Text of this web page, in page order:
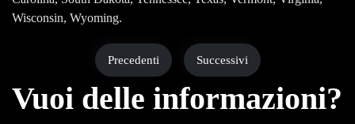
Wisconsin, Wyoming.
Precedenti Successivi
Vuoi delle informazioni?